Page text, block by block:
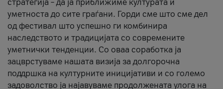
стратегија – да ја приближиме културата и
уметноста до сите граѓани. Горди сме што сме дел
од фестивал што успешно ги комбинира
наследството и традицијата со современите
уметнички тенденции. Со оваа соработка ја
зацврстуваме нашата визија за долгорочна
поддршка на културните иницијативи и со големо
задоволство ја најавуваме продолжената улога на